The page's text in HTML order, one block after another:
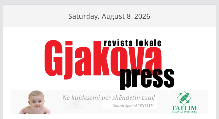
Saturday, August 8, 2026